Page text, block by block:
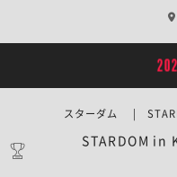
STARDOM in
スターダム |